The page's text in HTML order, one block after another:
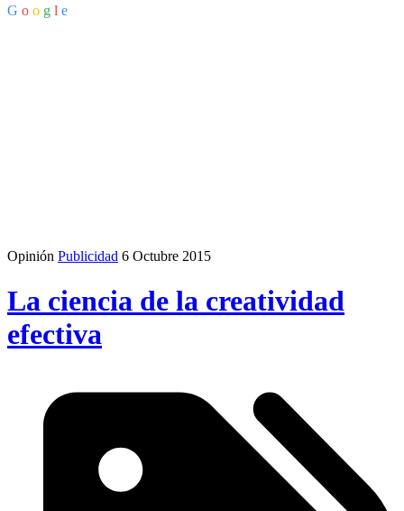
G o o g l e
Opinión Publicidad 6 Octubre 2015
La ciencia de la creatividad
efectiva